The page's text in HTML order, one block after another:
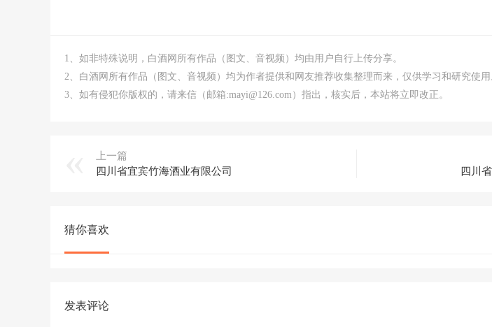
1、如非特殊说明，白酒网所有作品（图文、音视频）均由用户自行上传分享。
2、白酒网所有作品（图文、音视频）均为作者提供和网友推荐收集整理而来，仅供学习和研究使用
3、如有侵犯你版权的，请来信（邮箱:mayi@126.com）指出，核实后，本站将立即改正。
上一篇
四川省宜宾竹海酒业有限公司
四川
猜你喜欢
发表评论